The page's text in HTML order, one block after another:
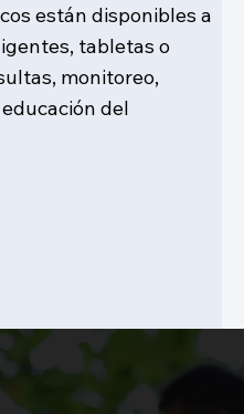
están disponibles a
tabletas o
monitoreo,
del